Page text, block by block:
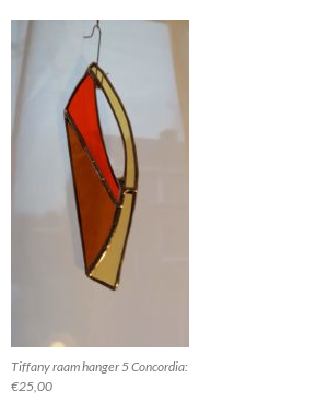
Tiffany raam hanger 5 Concordia:
€25,00